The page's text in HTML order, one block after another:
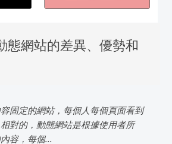
態網站的差異、優勢和
固定的網站，每個人每個頁面看到
對的，動態網站是根據使用者所
容，每個...